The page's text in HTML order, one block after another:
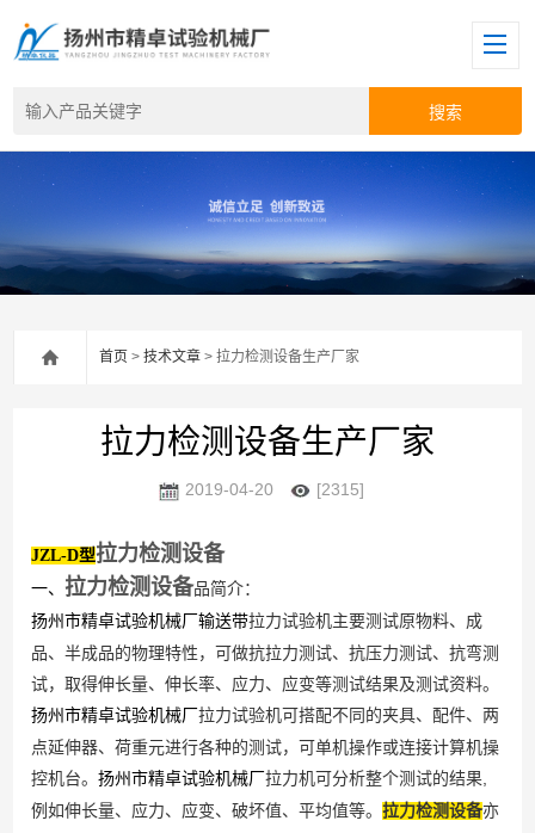
首页 >技术文章 > 拉力检测设备生产厂家
拉力检测设备生产厂家
2019-04-20 [2315]
JZL-D型拉力检测设备
一、 拉力检测设备品简介：
扬州市精卓试验机械厂输送带拉力试验机主要测试原物料、成
品、半成品的物理特性，可做抗拉力测试、抗压力测试、抗弯测
试，取得伸长量、伸长率、应力、应变等测试结果及测试资料。
扬州市精卓试验机械厂拉力试验机可搭配不同的夹具、配件、两
点延伸器、荷重元进行各种的测试，可单机操作或连接计算机操
控机台。扬州市精卓试验机械厂拉力机可分析整个测试的结果
例如伸长量、应力、应变、破坏值、平均值等。拉力检测设备亦